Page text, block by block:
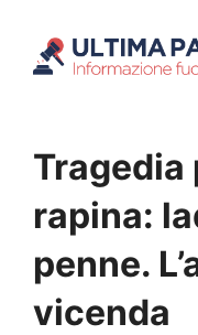
Tragedia
rapina:
penne.
vicenda